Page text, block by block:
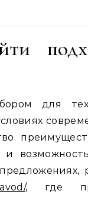
для
и
, где